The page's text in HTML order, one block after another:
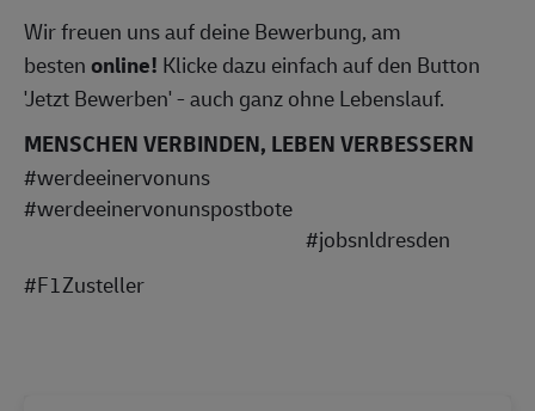
Wir freuen uns auf deine Bewerbung, am
bestenonline! Klicke dazu einfach auf den Button
'Jetzt Bewerben' - auch ganz ohne Lebenslauf.
MENSCHEN VERBINDEN, LEBEN VERBESSERN
#werdeeinervonuns
#werdeeinervonunspostbote
#jobsnldresden
#F1Zusteller